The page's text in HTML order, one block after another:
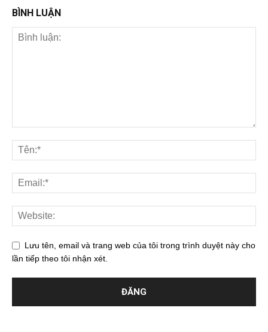
BÌNH LUẬN
Lưu tên, email và trang web của tôi trong trình duyệt này cho
lần tiếp theo tôi nhận xét.